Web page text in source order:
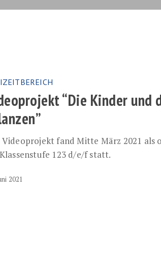
“Die Kinder und
Videoprojekt fand Mitte März 2021 als
123 d/e/f statt.
2021